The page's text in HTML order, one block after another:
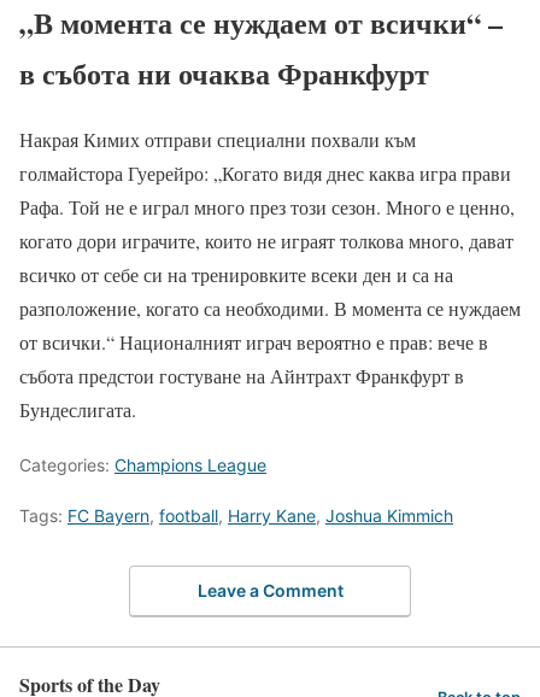
„В момента се нуждаем от всички“ –
в събота ни очаква Франкфурт
Накрая Кимих отправи специални похвали към
голмайстора Гуерейро: „Когато видя днес каква игра прави
Рафа. Той не е играл много през този сезон. Много е ценно,
когато дори играчите, които не играят толкова много, дават
всичко от себе си на тренировките всеки ден и са на
разположение, когато са необходими. В момента се нуждаем
от всички.“ Националният играч вероятно е прав: вече в
събота предстои гостуване на Айнтрахт Франкфурт в
Бундеслигата.
Categories: Champions League
Tags: FC Bayern, football, Harry Kane, Joshua Kimmich
Leave a Comment
Sports of the Day